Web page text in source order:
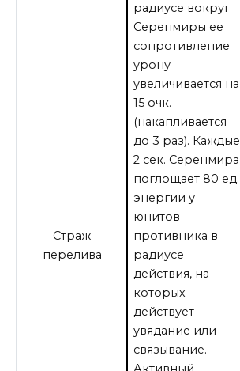
Страж
перелива
радиусе вокруг
Серенмиры ее
сопротивление
урону
увеличивается на
15 очк.
(накапливается
до 3 раз). Каждые
2 сек. Серенмира
поглощает 80 ед.
энергии у
юнитов
противника в
радиусе
действия, на
которых
действует
увядание или
связывание.